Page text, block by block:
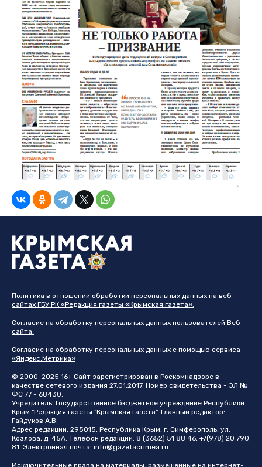
Политика в отношении обработки персональных данных на веб-
сайтах ГБУ РК «Редакция газеты «Крымская газета».
Согласие на обработку персональных данных пользователей Веб-
сайта.
Согласие на обработку персональных данных с помощью сервиса
«Яндекс.Метрика»
© 2000-2025 16+ Сайт зарегистрирован в Роскомнадзоре в
качестве сетевого издания 27.01.2017. Номер свидетельства - ЭЛ №
ФС 77 - 68430.
Учредитель: Государственное бюджетное учреждение Республики
Крым "Редакция газеты "Крымская газета". Главный редактор:
Гайдуков А.В.
Адрес редакции: 295015, Республика Крым, г. Симферополь, ул.
Козлова, д. 45А. Телефон редакции: 8 (3652) 51 88 46, +7(978) 20 790
81. Электронная почта: info@gazetacrimea.ru